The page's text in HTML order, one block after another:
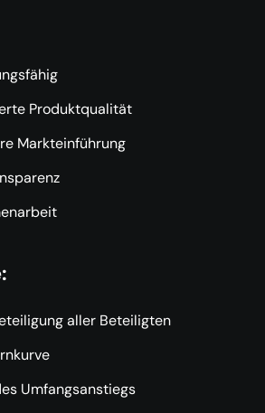
Produktqualität
Markteinführung
aller Beteiligten
Umfangsanstiegs